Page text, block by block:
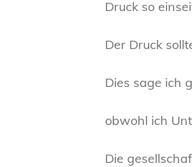
Druck so
Der Druck
Dies sage ich
obwohl ich
Die